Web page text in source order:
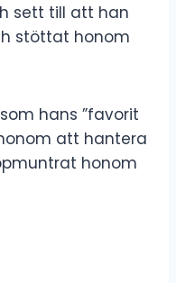
sett till att han
stöttat honom
hans ”favorit
att hantera
honom